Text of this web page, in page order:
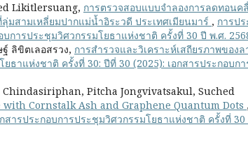
Likitlersuang, การตรวจสอบแบบจำลองการลดทอนค
สามเหลี่ยมปากแม่น้ำอิระวดี ประเทศเมียนมาร์ , การป
การประชุมวิศวกรรมโยธาแห่งชาติ ครั้งที่ 30 ปี พ.ศ.
ลิขิตเลอสรวง, การสำรวจและวิเคราะห์เสถียรภาพของล
ธาแห่งชาติ ครั้งที่ 30: ปีที่ 30 (2025): เอกสารประกอบกา
Pitcha Jongvivatsakul, Suched
Cornstalk Ash and Graphene Quantum Dots
ารประกอบการประชุมวิศวกรรมโยธาแห่งชาติ ครั้งที่ 30